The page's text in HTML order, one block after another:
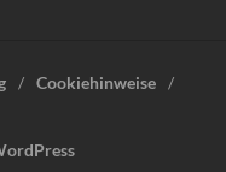
Cookiehinweise